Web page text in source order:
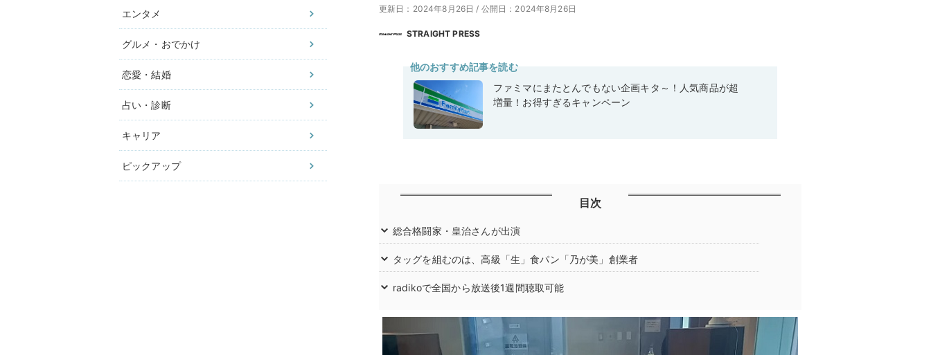
エンタメ
グルメ・おでかけ
恋愛・結婚
占い・診断
キャリア
ピックアップ
更新日：2024年8月26日 / 公開日：2024年8月26日
STRAIGHT PRESS
他のおすすめ記事を読む
ファミマにまたとんでもない企画キタ～！人気商品が超
増量！お得すぎるキャンペーン
目次
総合格闘家・皇治さんが出演
タッグを組むのは、高級「生」食パン「乃が美」創業者
radikoで全国から放送後1週間聴取可能